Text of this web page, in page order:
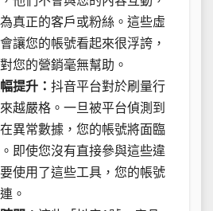
真正的客戶或粉絲。這些虛
讓您的帳號看起來很浮誇，
您的營銷毫無幫助。
提升： 抖音平台對於刷量行
越嚴格。一旦被平台偵測到
異常數據，您的帳號將面臨
即使您沒有直接參與這些違
使用了這些工具，您的帳號
。